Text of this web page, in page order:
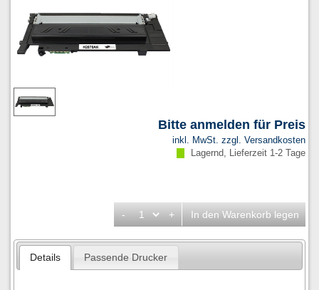
Bitte anmelden für Preis
inkl. MwSt. zzgl. Versandkosten
Lagernd, Lieferzeit 1-2 Tage
- + In den Warenkorb legen
Details Passende Drucker